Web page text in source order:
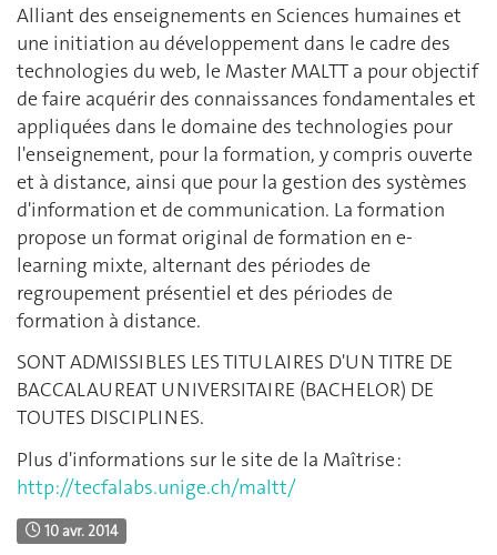
Alliant des enseignements en Sciences humaines et
une initiation au développement dans le cadre des
technologies du web, le Master MALTT a pour objectif
de faire acquérir des connaissances fondamentales et
appliquées dans le domaine des technologies pour
l'enseignement, pour la formation, y compris ouverte
et à distance, ainsi que pour la gestion des systèmes
d'information et de communication. La formation
propose un format original de formation en e-
learning mixte, alternant des périodes de
regroupement présentiel et des périodes de
formation à distance.
SONT ADMISSIBLES LES TITULAIRES D'UN TITRE DE
BACCALAUREAT UNIVERSITAIRE (BACHELOR) DE
TOUTES DISCIPLINES.
Plus d'informations sur le site de la Maîtrise :
http://tecfalabs.unige.ch/maltt/
10 avr. 2014